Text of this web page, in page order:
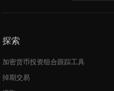
探索
加密货币投资组合跟踪工具
掉期交易